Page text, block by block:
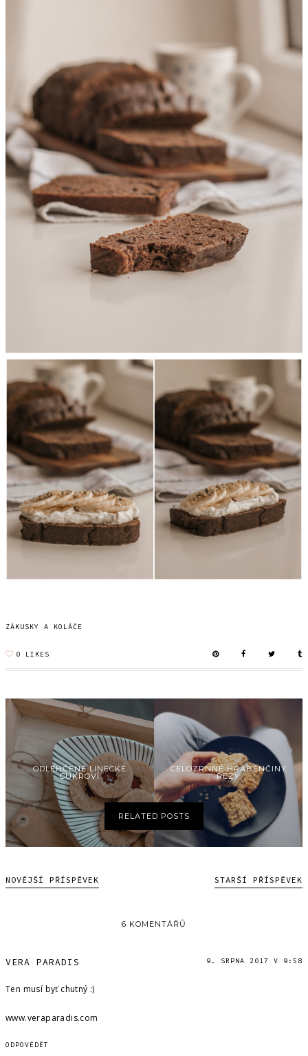
ZÁKUSKY A KOLÁČE
0
RELATED POSTS
ODLEHČENÉ LINECKÉ
CUKROVÍ
CELOZRNNÉ HRABĚNČINY
ŘEZY
NOVĚJŠÍ PŘÍSPĚVEK STARŠÍ PŘÍSPĚVEK
6 KOMENTÁŘŮ
VERA PARADIS 9. SRPNA 2017 V 9:58
Ten musí byť chutný :)
www.veraparadis.com
ODPOVĚDĚT